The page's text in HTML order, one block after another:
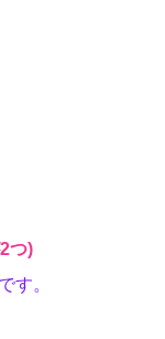
つ)
す。